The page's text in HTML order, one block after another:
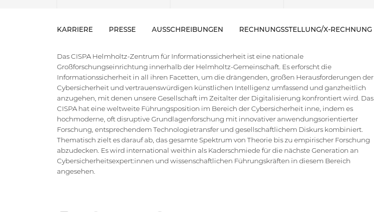
KARRIERE PRESSE AUSSCHREIBUNGEN RECHNUNGSSTELLUNG/X-RECHNUNG
Das CISPA Helmholtz-Zentrum für Informationssicherheit ist eine nationale
Großforschungseinrichtung innerhalb der Helmholtz-Gemeinschaft. Es erforscht die
Informationssicherheit in all ihren Facetten, um die drängenden, großen Herausforderungen der
Cybersicherheit und vertrauenswürdigen künstlichen Intelligenz umfassend und ganzheitlich
anzugehen, mit denen unsere Gesellschaft im Zeitalter der Digitalisierung konfrontiert wird. Das
CISPA hat eine weltweite Führungsposition im Bereich der Cybersicherheit inne, indem es
hochmoderne, oft disruptive Grundlagenforschung mit innovativer anwendungsorientierter
Forschung, entsprechendem Technologietransfer und gesellschaftlichem Diskurs kombiniert.
Thematisch zielt es darauf ab, das gesamte Spektrum von Theorie bis zu empirischer Forschung
abzudecken. Es wird international weithin als Kaderschmiede für die nächste Generation an
Cybersicherheitsexpert:innen und wissenschaftlichen Führungskräften in diesem Bereich
angesehen.